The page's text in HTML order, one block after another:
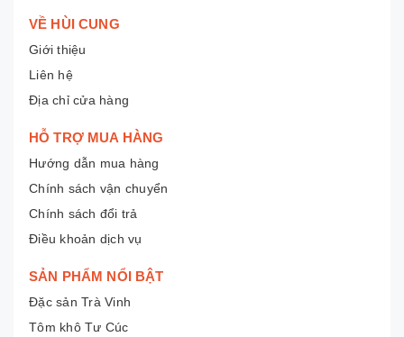
VỀ HÙI CUNG
Giới thiệu
Liên hệ
Địa chỉ cửa hàng
HỖ TRỢ MUA HÀNG
Hướng dẫn mua hàng
Chính sách vận chuyển
Chính sách đổi trả
Điều khoản dịch vụ
SẢN PHẨM NỔI BẬT
Đặc sản Trà Vinh
Tôm khô Tư Cúc